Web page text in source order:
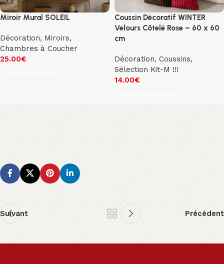
Miroir Mural SOLEIL
Décoration, Miroirs,
Chambres à Coucher
25.00€
Coussin Décoratif WINTER
Velours Côtelé Rose – 60 x 60
cm
Décoration, Coussins,
Sélection Kit-M !!!
14.00€
Suivant Précédent